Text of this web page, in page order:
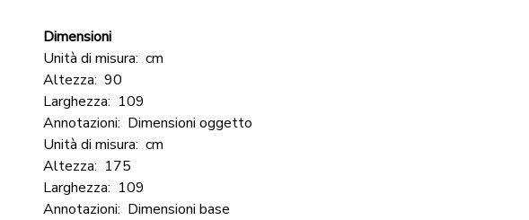
Dimensioni
Unità di misura: cm
Altezza: 90
Larghezza: 109
Annotazioni: Dimensioni oggetto
Unità di misura: cm
Altezza: 175
Larghezza: 109
Annotazioni: Dimensioni base